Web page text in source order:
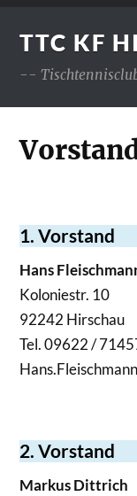
TTC KF
--
1. Vorstand
Hans
Koloniestr. 10
92242 Hirschau
Tel. 09622 /
2. Vorstand
Markus Dittrich